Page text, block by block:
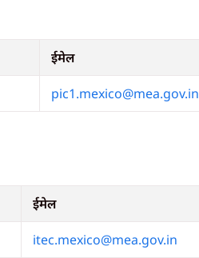
ईमेल
pic1.mexico@mea.gov.in
ईमेल
itec.mexico@mea.gov.in